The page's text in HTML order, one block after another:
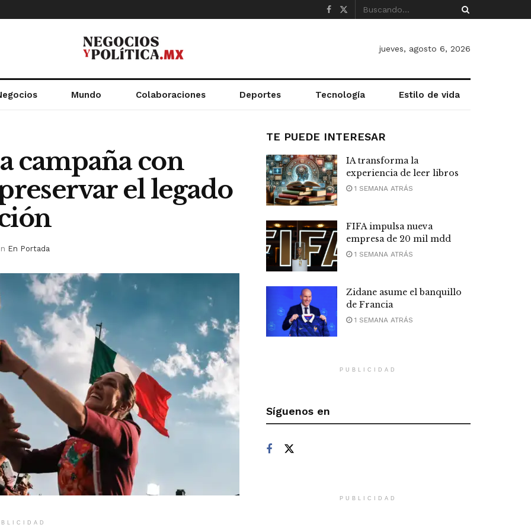
jueves, agosto 6, 2026
Mundo Colaboraciones Deportes Tecnología Estilo de vida
campaña con
el legado
En Portada
TE PUEDE INTERESAR
IA transforma la
experiencia de leer libros
1 SEMANA ATRÁS
FIFA impulsa nueva
empresa de 20 mil mdd
1 SEMANA ATRÁS
Zidane asume el banquillo
de Francia
1 SEMANA ATRÁS
PUBLICIDAD
Síguenos en
PUBLICIDAD